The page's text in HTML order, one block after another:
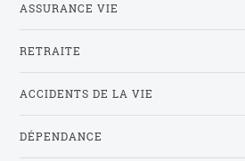
ASSURANCE VIE
RETRAITE
ACCIDENTS DE LA VIE
DÉPENDANCE